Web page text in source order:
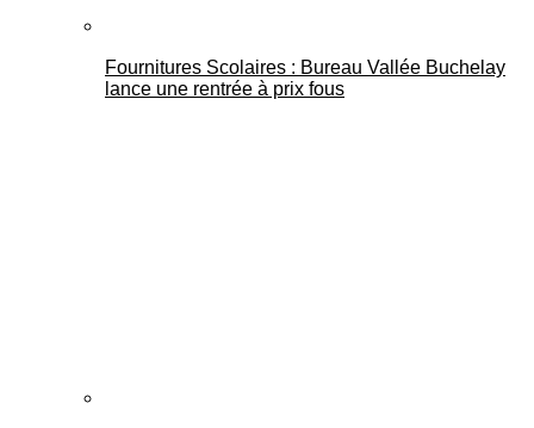
Fournitures Scolaires : Bureau Vallée Buchelay
lance une rentrée à prix fous